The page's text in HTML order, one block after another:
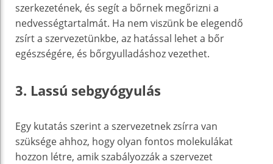
szerkezetének, és segít a bőrnek megőrizni a
nedvességtartalmát. Ha nem viszünk be elegendő
zsírt a szervezetünkbe, az hatással lehet a bőr
egészségére, és bőrgyulladáshoz vezethet.
3. Lassú sebgyógyulás
Egy kutatás szerint a szervezetnek zsírra van
szüksége ahhoz, hogy olyan fontos molekulákat
hozzon létre, amik szabályozzák a szervezet